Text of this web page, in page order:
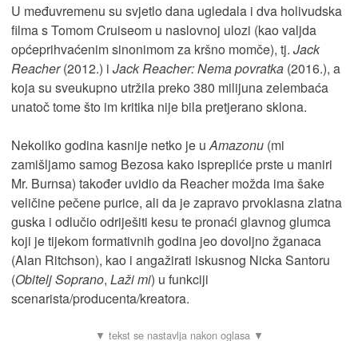
U međuvremenu su svjetlo dana ugledala i dva holivudska
filma s Tomom Cruiseom u naslovnoj ulozi (kao valjda
općeprihvaćenim sinonimom za kršno momče), tj. Jack
Reacher(2012.) i Jack Reacher: Nema povratka (2016.), a
koja su sveukupno utržila preko 380 milijuna zelembaća
unatoč tome što im kritika nije bila pretjerano sklona.
Nekoliko godina kasnije netko je u Amazonu (mi
zamišljamo samog Bezosa kako isprepliće prste u maniri
Mr. Burnsa) također uvidio da Reacher možda ima šake
veličine pečene purice, ali da je zapravo prvoklasna zlatna
guska i odlučio odriješiti kesu te pronaći glavnog glumca
koji je tijekom formativnih godina jeo dovoljno žganaca
(Alan Ritchson), kao i angažirati iskusnog Nicka Santoru
(Obitelj Soprano, Laži mi) u funkciji
scenarista/producenta/kreatora.